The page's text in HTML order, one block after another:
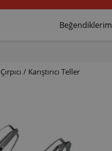
Beğendiklerim
Çırpıcı / Karıştırıcı Teller